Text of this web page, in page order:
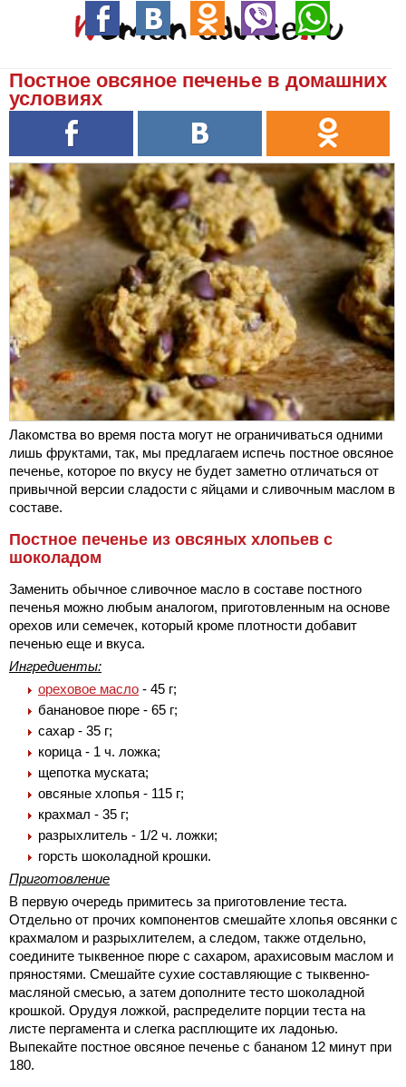
Постное овсяное печенье в домашних
условиях
Лакомства во время поста могут не ограничиваться одними
лишь фруктами, так, мы предлагаем испечь постное овсяное
печенье, которое по вкусу не будет заметно отличаться от
привычной версии сладости с яйцами и сливочным маслом в
составе.
Постное печенье из овсяных хлопьев с
шоколадом
Заменить обычное сливочное масло в составе постного
печенья можно любым аналогом, приготовленным на основе
орехов или семечек, который кроме плотности добавит
печенью еще и вкуса.
Ингредиенты:
ореховое масло - 45 г;
банановое пюре - 65 г;
сахар - 35 г;
корица - 1 ч. ложка;
щепотка муската;
овсяные хлопья - 115 г;
крахмал - 35 г;
разрыхлитель - 1/2 ч. ложки;
горсть шоколадной крошки.
Приготовление
В первую очередь примитесь за приготовление теста.
Отдельно от прочих компонентов смешайте хлопья овсянки с
крахмалом и разрыхлителем, а следом, также отдельно,
соедините тыквенное пюре с сахаром, арахисовым маслом и
пряностями. Смешайте сухие составляющие с тыквенно-
масляной смесью, а затем дополните тесто шоколадной
крошкой. Орудуя ложкой, распределите порции теста на
листе пергамента и слегка расплющите их ладонью.
Выпекайте постное овсяное печенье с бананом 12 минут при
180.